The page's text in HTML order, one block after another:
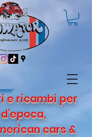
e ricambi per
cars &